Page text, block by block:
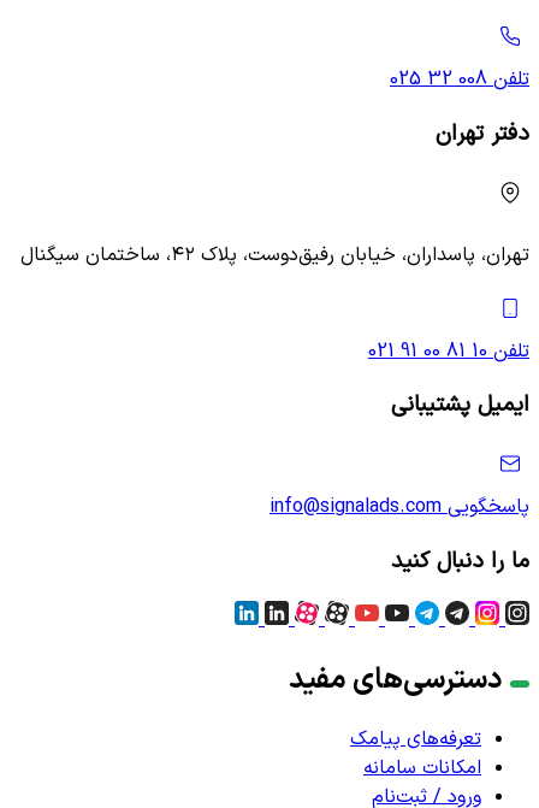
تلفن 025 32 008
دفتر تهران
تهران، پاسداران، خیابان رفیق‌دوست، پلاک ۴۲، ساختمان سیگنال
تلفن 021 91 00 81 10
ایمیل پشتیبانی
پاسخگویی info@signalads.com
ما را دنبال کنید
دسترسی‌های مفید
تعرفه‌های پیامک
امکانات سامانه
ورود / ثبت‌نام